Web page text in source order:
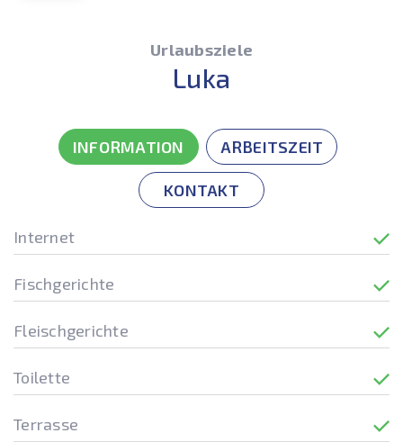
Urlaubsziele
Luka
INFORMATION ARBEITSZEIT
KONTAKT
Internet
Fischgerichte
Fleischgerichte
Toilette
Terrasse